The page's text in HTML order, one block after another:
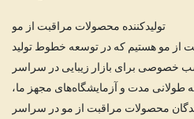
تولیدکننده محصولات مراقبت از مو
از مو هستیم که در توسعه خطوط تولید
خصوصی برای بازار زیبایی در سراسر
مدت و آزمایشگاه‌های مجهز ما،
محصولات مراقبت از مو در سراسر